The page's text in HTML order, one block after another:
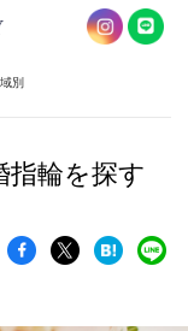
別
指輪を探す